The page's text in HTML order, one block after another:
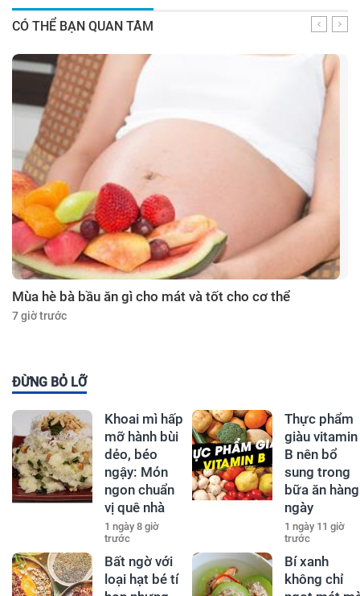
CÓ THỂ BẠN QUAN TÂM
Mùa hè bà bầu ăn gì cho mát và tốt cho cơ thể
7 giờ trước
ĐỪNG BỎ LỠ
Khoai mì hấp
mỡ hành bùi
dẻo, béo
ngậy: Món
ngon chuẩn
vị quê nhà
1 ngày 8 giờ
trước
Thực phẩm
giàu vitamin
B nên bổ
sung trong
bữa ăn hàng
ngày
1 ngày 11 giờ
trước
Bất ngờ với
loại hạt bé tí
Bí xanh
không chỉ